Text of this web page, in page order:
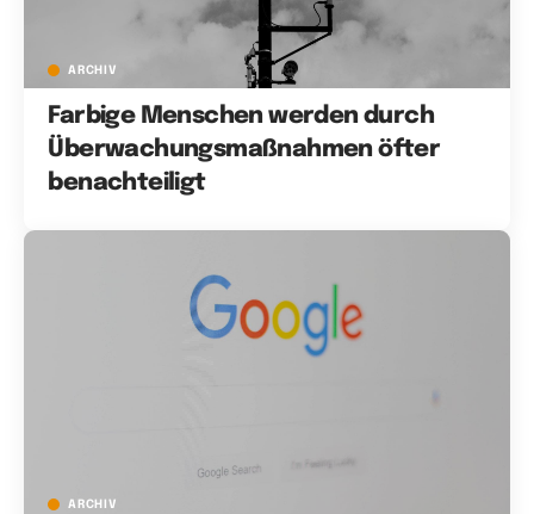
ARCHIV
Farbige Menschen werden durch
Überwachungsmaßnahmen öfter
benachteiligt
ARCHIV